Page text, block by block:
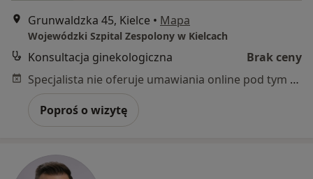
Grunwaldzka 45, Kielce • Mapa
Wojewódzki Szpital Zespolony w Kielcach
Konsultacja ginekologiczna
Brak ceny
Specjalista nie oferuje umawiania online pod tym adresem.
Poproś o wizytę